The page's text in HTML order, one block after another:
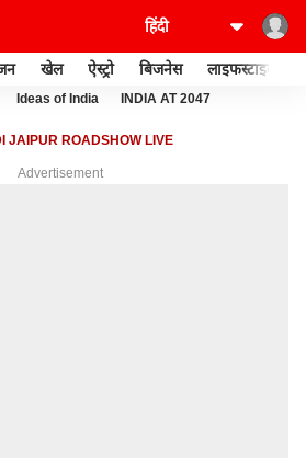
खेल ऐस्ट्रो बिजनेस लाइफस्टाइल
Ideas of India INDIA AT 2047
JAIPUR ROADSHOW LIVE
Advertisement